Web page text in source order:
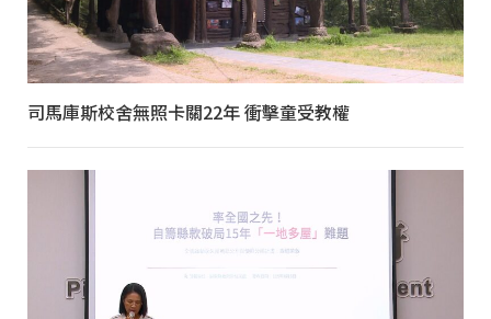
司馬庫斯校舍無照卡關22年 衝擊童受教權